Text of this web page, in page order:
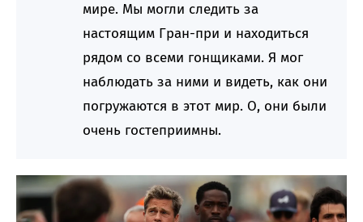
мире. Мы могли следить за
настоящим Гран-при и находиться
рядом со всеми гонщиками. Я мог
наблюдать за ними и видеть, как они
погружаются в этот мир. О, они были
очень гостеприимны.